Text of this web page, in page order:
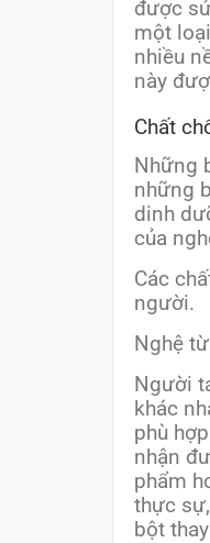
được
một
nhiều
này
Chất
Những
những
dinh
của
Các
người.
Nghệ
Người
khác
phù
nhận
phẩm
thực
bột